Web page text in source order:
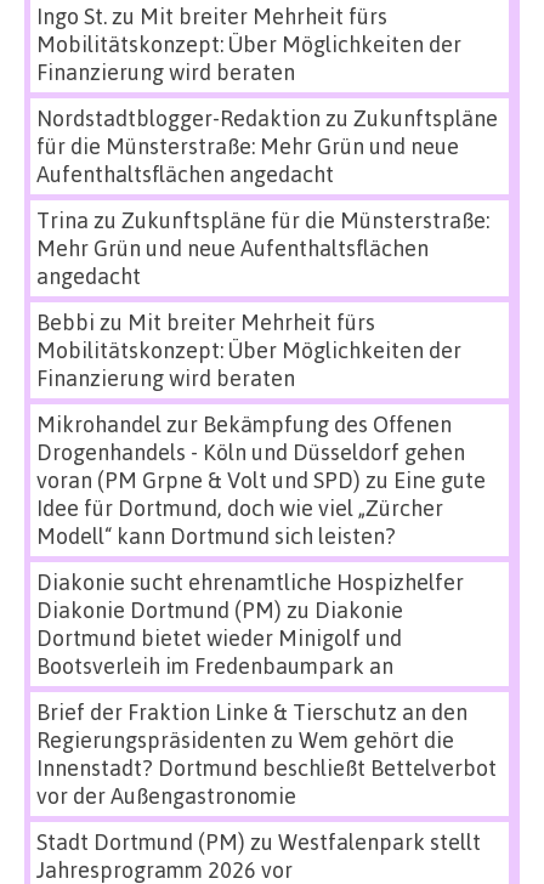
Ingo St.zu Mit breiter Mehrheit fürs
Mobilitätskonzept: Über Möglichkeiten der
Finanzierung wird beraten
Nordstadtblogger-Redaktion zu Zukunftspläne
für die Münsterstraße: Mehr Grün und neue
Aufenthaltsflächen angedacht
Trina zu Zukunftspläne für die Münsterstraße:
Mehr Grün und neue Aufenthaltsflächen
angedacht
Bebbi zu Mit breiter Mehrheit fürs
Mobilitätskonzept: Über Möglichkeiten der
Finanzierung wird beraten
Mikrohandel zur Bekämpfung des Offenen
Drogenhandels - Köln und Düsseldorf gehen
voran (PM Grpne & Volt und SPD) zu Eine gute
Idee für Dortmund, doch wie viel „Zürcher
Modell“ kann Dortmund sich leisten?
Diakonie sucht ehrenamtliche Hospizhelfer
Diakonie Dortmund (PM) zu Diakonie
Dortmund bietet wieder Minigolf und
Bootsverleih im Fredenbaumpark an
Brief der Fraktion Linke & Tierschutz an den
Regierungspräsidenten zu Wem gehört die
Innenstadt? Dortmund beschließt Bettelverbot
vor der Außengastronomie
Stadt Dortmund (PM) zu Westfalenpark stellt
Jahresprogramm 2026 vor